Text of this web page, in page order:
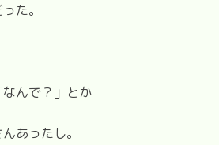
た。
なんで？」とか
あったし。